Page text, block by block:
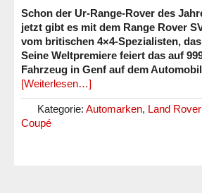
Schon der Ur-Range-Rover des
jetzt gibt es mit dem Range Rover
vom britischen 4×4-Spezialisten,
Seine Weltpremiere feiert das auf
Fahrzeug in Genf auf dem
[Weiterlesen…]
Kategorie: Automarken, Land Rover
Coupé